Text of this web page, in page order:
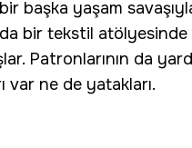
başka yaşam savaşıyla
bir tekstil
Patronlarının da
var ne de yatakları.